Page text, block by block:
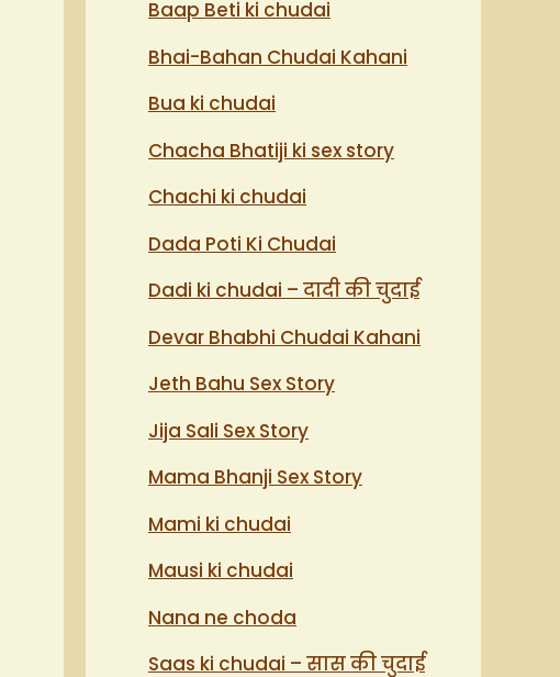
Baap Beti ki chudai
Bhai-Bahan Chudai Kahani
Bua ki chudai
Chacha Bhatiji ki sex story
Chachi ki chudai
Dada Poti Ki Chudai
Dadi ki chudai – दादी की चुदाई
Devar Bhabhi Chudai Kahani
Jeth Bahu Sex Story
Jija Sali Sex Story
Mama Bhanji Sex Story
Mami ki chudai
Mausi ki chudai
Nana ne choda
Saas ki chudai – सास की चुदाई